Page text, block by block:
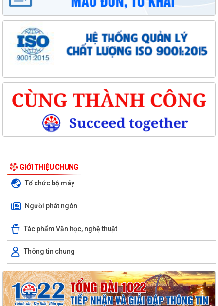
GIỚI THIỆU CHUNG
Tổ chức bộ máy
Người phát ngôn
Tác phẩm Văn học, nghệ thuật
Thông tin chung